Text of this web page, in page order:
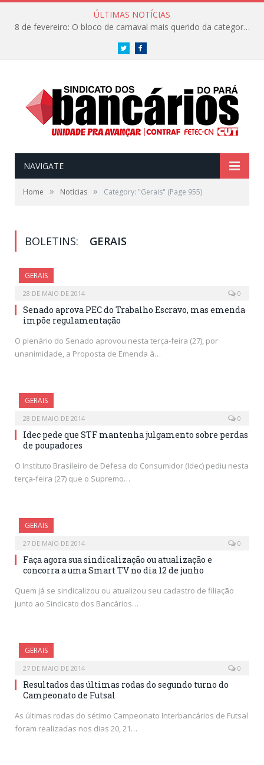
ÚLTIMAS NOTÍCIAS
8 de fevereiro: O bloco de carnaval mais querido da categoria já tem data. Vem pro CarnaBancários 2025!
Twitter
NAVIGATE
Home » Notícias » Category: "Gerais" (Page 955)
BOLETINS: GERAIS
GERAIS
28 DE MAIO DE 2014 0
Senado aprova PEC do Trabalho Escravo, mas emenda
impõe regulamentação
O plenário do Senado aprovou nesta terça-feira (27), por
unanimidade, a Proposta de Emenda à…
GERAIS
28 DE MAIO DE 2014 0
Idec pede que STF mantenha julgamento sobre perdas
de poupadores
O Instituto Brasileiro de Defesa do Consumidor (Idec) pediu nesta
terça-feira (27) que o Supremo…
GERAIS
27 DE MAIO DE 2014 0
Faça agora sua sindicalização ou atualização e
concorra a uma Smart TV no dia 12 de junho
Quem já se sindicalizou ou atualizou seu cadastro de filiação
junto ao Sindicato dos Bancários…
GERAIS
27 DE MAIO DE 2014 0
Resultados das últimas rodas do segundo turno do
Campeonato de Futsal
As últimas rodas do sétimo Campeonato Interbancários de Futsal
foram realizadas nos dias 20, 21…